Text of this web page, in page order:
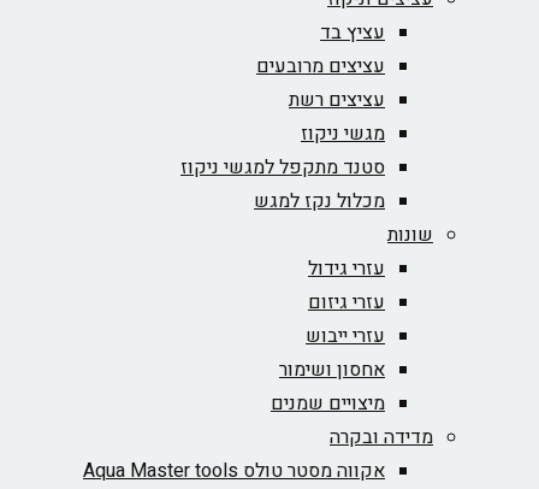
עציץ בד
עציצים מרובעים
עציצים רשת
מגשי ניקוז
סטנד מתקפל למגשי ניקוז
מכלול נקז למגש
שונות
עזרי גידול
עזרי גיזום
עזרי ייבוש
אחסון ושימור
מיצויים שמנים
מדידה ובקרה
אקווה מסטר טולס Aqua Master tools